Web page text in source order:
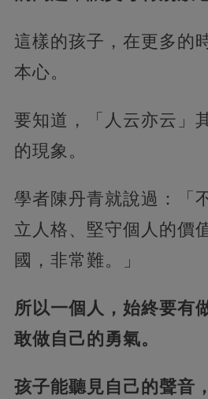
這樣的孩子，在更多的
本心。
要知道，「人云亦云」
的現象。
學者陳丹青就說過：「
立人格、堅守個人的價
國，非常難。」
所以一個人，始終要有
敢做自己的勇氣。
孩子能聽見自己的聲音